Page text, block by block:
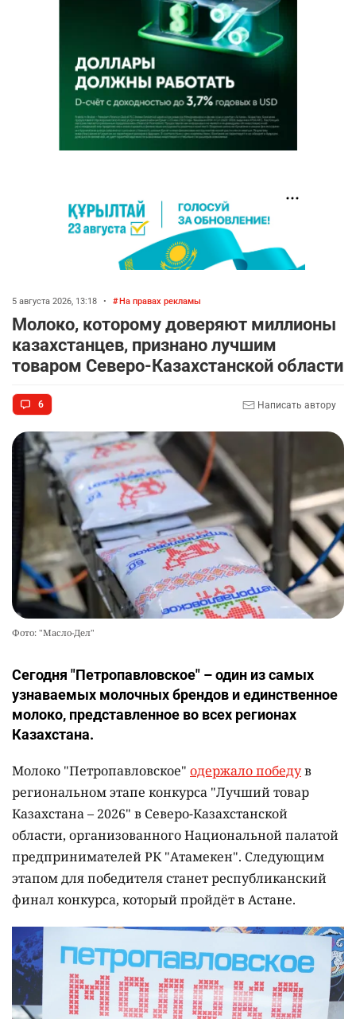
5 августа 2026, 13:18 • На правах рекламы
Молоко, которому доверяют миллионы
казахстанцев, признано лучшим
товаром Северо-Казахстанской области
6 Написать автору
Фото: "Масло-Дел"
Сегодня "Петропавловское" – один из самых
узнаваемых молочных брендов и единственное
молоко, представленное во всех регионах
Казахстана.
Молоко "Петропавловское" одержало победув
региональном этапе конкурса "Лучший товар
Казахстана – 2026" в Северо-Казахстанской
области, организованного Национальной палатой
предпринимателей РК "Атамекен". Следующим
этапом для победителя станет республиканский
финал конкурса, который пройдёт в Астане.